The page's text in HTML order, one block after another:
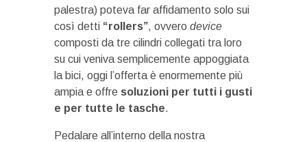
palestra) poteva far affidamento solo sui
così detti “rollers”, ovvero device
composti da tre cilindri collegati tra loro
su cui veniva semplicemente appoggiata
la bici, oggi l’offerta è enormemente più
ampia e offre soluzioni per tutti i gusti
e per tutte le tasche.
Pedalare all’interno della nostra